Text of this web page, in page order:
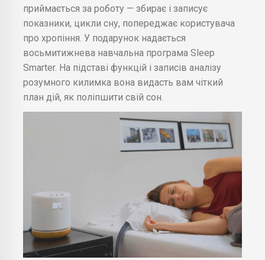
приймається за роботу — збирає і записує
показники, цикли сну, попереджає користувача
про хропіння. У подарунок надається
восьмитижнева навчальна програма Sleep
Smarter. На підставі функцій і записів аналізу
розумного килимка вона видасть вам чіткий
план дій, як поліпшити свій сон.